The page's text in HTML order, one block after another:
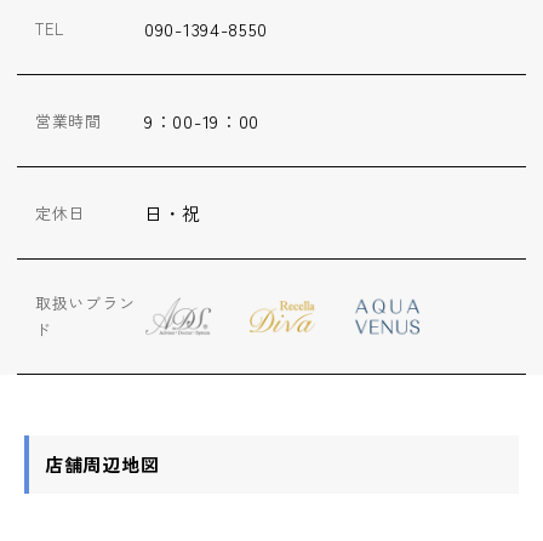
TEL 090-1394-8550
営業時間 9：00-19：00
定休日 日・祝
取扱いブラン
ド
店舗周辺地図